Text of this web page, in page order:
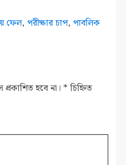
ফেল,পরীক্ষার চাপ,পাবলিক
হবে না। * চিহ্নিত